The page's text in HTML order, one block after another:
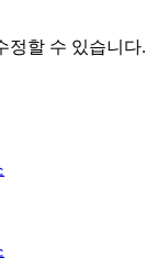
정할 수 있습니다.